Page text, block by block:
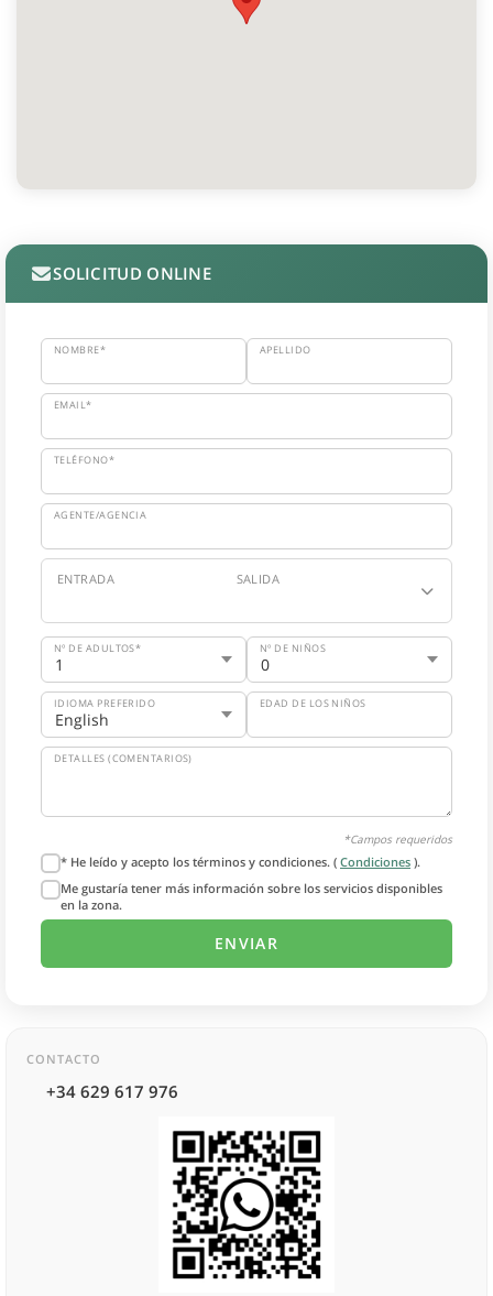
SOLICITUD ONLINE
NOMBRE* APELLIDO
EMAIL*
TELÉFONO*
AGENTE/AGENCIA
ENTRADA SALIDA
Nº DE ADULTOS* Nº DE NIÑOS
IDIOMA PREFERIDO EDAD DE LOS NIÑOS
DETALLES (COMENTARIOS)
*Campos requeridos
* He leído y acepto los términos y condiciones. ( Condiciones ).
Me gustaría tener más información sobre los servicios disponibles
en la zona.
CONTACTO
+34 629 617 976